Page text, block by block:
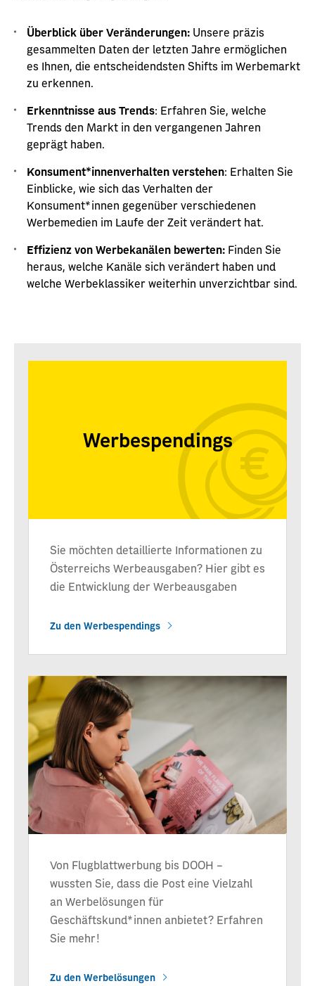
Überblick über Veränderungen: Unsere präzis
gesammelten Daten der letzten Jahre ermöglichen
es Ihnen, die entscheidendsten Shifts im Werbemarkt
zu erkennen.
Erkenntnisse aus Trends: Erfahren Sie, welche
Trends den Markt in den vergangenen Jahren
geprägt haben.
Konsument*innenverhalten verstehen: Erhalten Sie
Einblicke, wie sich das Verhalten der
Konsument*innen gegenüber verschiedenen
Werbemedien im Laufe der Zeit verändert hat.
Effizienz von Werbekanälen bewerten: Finden Sie
heraus, welche Kanäle sich verändert haben und
welche Werbeklassiker weiterhin unverzichtbar sind.
Werbespendings
Sie möchten detaillierte Informationen zu
Österreichs Werbeausgaben? Hier gibt es
die Entwicklung der Werbeausgaben
Zu den Werbespendings
Von Flugblattwerbung bis DOOH –
wussten Sie, dass die Post eine Vielzahl
an Werbelösungen für
Geschäftskund*innen anbietet? Erfahren
Sie mehr!
Zu den Werbelösungen